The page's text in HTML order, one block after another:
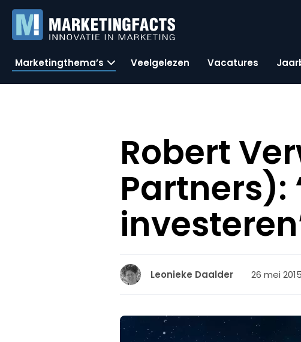
Marketingthema’s Veelgelezen Vacatures
Robert
Leonieke Daalder 26 mei